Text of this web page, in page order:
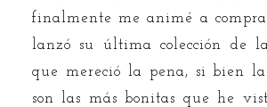
finalmente me animé a
lanzó su última colección de
que mereció la pena, si bien
son las más bonitas que he